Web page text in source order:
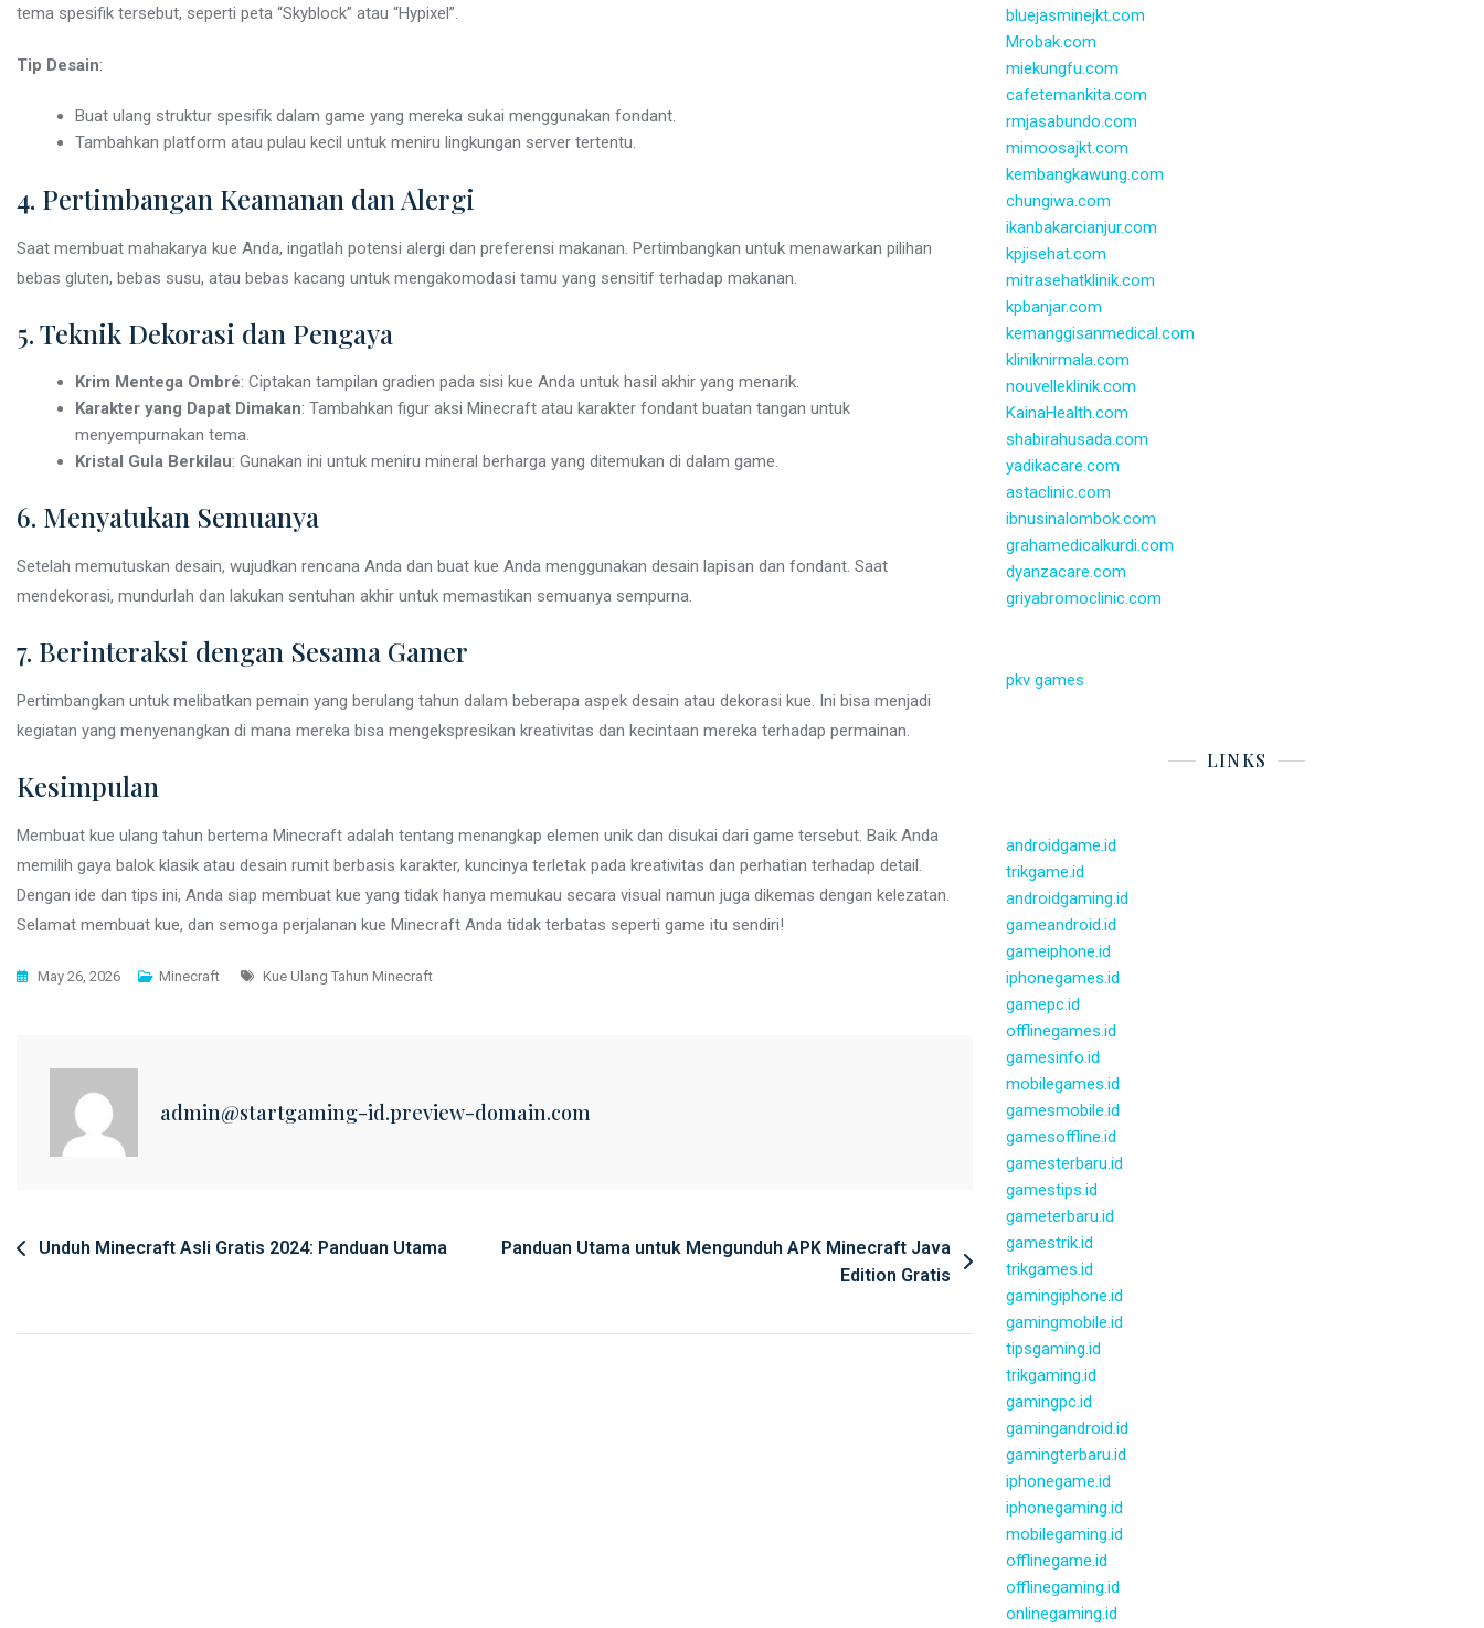
tema spesifik tersebut, seperti peta “Skyblock” atau “Hypixel”.
Tip Desain:
Buat ulang struktur spesifik dalam game yang mereka sukai menggunakan fondant.
Tambahkan platform atau pulau kecil untuk meniru lingkungan server tertentu.
4. Pertimbangan Keamanan dan Alergi
Saat membuat mahakarya kue Anda, ingatlah potensi alergi dan preferensi makanan. Pertimbangkan untuk menawarkan pilihan
bebas gluten, bebas susu, atau bebas kacang untuk mengakomodasi tamu yang sensitif terhadap makanan.
5. Teknik Dekorasi dan Pengaya
Krim Mentega Ombré: Ciptakan tampilan gradien pada sisi kue Anda untuk hasil akhir yang menarik.
Karakter yang Dapat Dimakan: Tambahkan figur aksi Minecraft atau karakter fondant buatan tangan untuk
menyempurnakan tema.
Kristal Gula Berkilau: Gunakan ini untuk meniru mineral berharga yang ditemukan di dalam game.
6. Menyatukan Semuanya
Setelah memutuskan desain, wujudkan rencana Anda dan buat kue Anda menggunakan desain lapisan dan fondant. Saat
mendekorasi, mundurlah dan lakukan sentuhan akhir untuk memastikan semuanya sempurna.
7. Berinteraksi dengan Sesama Gamer
Pertimbangkan untuk melibatkan pemain yang berulang tahun dalam beberapa aspek desain atau dekorasi kue. Ini bisa menjadi
kegiatan yang menyenangkan di mana mereka bisa mengekspresikan kreativitas dan kecintaan mereka terhadap permainan.
Kesimpulan
Membuat kue ulang tahun bertema Minecraft adalah tentang menangkap elemen unik dan disukai dari game tersebut. Baik Anda
memilih gaya balok klasik atau desain rumit berbasis karakter, kuncinya terletak pada kreativitas dan perhatian terhadap detail.
Dengan ide dan tips ini, Anda siap membuat kue yang tidak hanya memukau secara visual namun juga dikemas dengan kelezatan.
Selamat membuat kue, dan semoga perjalanan kue Minecraft Anda tidak terbatas seperti game itu sendiri!
May 26, 2026 Minecraft Tags
Kue Ulang Tahun Minecraft
admin@startgaming-id.preview-domain.com
PostUnduh Minecraft Asli Gratis 2024: Panduan Utama
Panduan Utama untuk Mengunduh APK Minecraft Java
Edition Gratis
bluejasminejkt.com
Mrobak.com
miekungfu.com
cafetemankita.com
rmjasabundo.com
mimoosajkt.com
kembangkawung.com
chungiwa.com
ikanbakarcianjur.com
kpjisehat.com
mitrasehatklinik.com
kpbanjar.com
kemanggisanmedical.com
kliniknirmala.com
nouvelleklinik.com
KainaHealth.com
shabirahusada.com
yadikacare.com
astaclinic.com
ibnusinalombok.com
grahamedicalkurdi.com
dyanzacare.com
griyabromoclinic.com
pkv games
LINKS
androidgame.id
trikgame.id
androidgaming.id
gameandroid.id
gameiphone.id
iphonegames.id
gamepc.id
offlinegames.id
gamesinfo.id
mobilegames.id
gamesmobile.id
gamesoffline.id
gamesterbaru.id
gamestips.id
gameterbaru.id
gamestrik.id
trikgames.id
gamingiphone.id
gamingmobile.id
tipsgaming.id
trikgaming.id
gamingpc.id
gamingandroid.id
gamingterbaru.id
iphonegame.id
iphonegaming.id
mobilegaming.id
offlinegame.id
offlinegaming.id
onlinegaming.id